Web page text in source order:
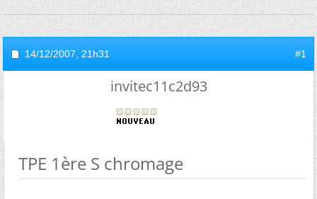
14/12/2007, 21h31 #1
invitec11c2d93
TPE 1ère S chromage